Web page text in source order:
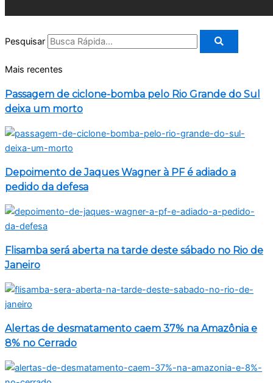
Pesquisar
Mais recentes
Passagem de ciclone-bomba pelo Rio Grande do Sul
deixa um morto
Depoimento de Jaques Wagner à PF é adiado a
pedido da defesa
Flisamba será aberta na tarde deste sábado no Rio de
Janeiro
Alertas de desmatamento caem 37% na Amazônia e
8% no Cerrado